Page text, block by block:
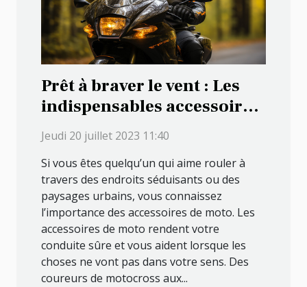
Prêt à braver le vent : Les
indispensables accessoires
pour les motards
passionnés
Jeudi 20 juillet 2023 11:40
Si vous êtes quelqu’un qui aime rouler à
travers des endroits séduisants ou des
paysages urbains, vous connaissez
l’importance des accessoires de moto. Les
accessoires de moto rendent votre
conduite sûre et vous aident lorsque les
choses ne vont pas dans votre sens. Des
coureurs de motocross aux...